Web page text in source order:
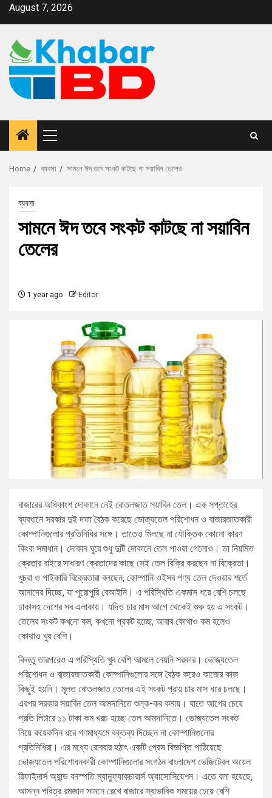
August 7, 2026
Home ব্যবসা সামনে ঈদ তবে সংকট কাটছে না সয়াবিন তেলের
ব্যবসা
সামনে ঈদ তবে সংকট কাটছে না সয়াবিন
তেলের
1 year ago Editor
বাজারের অধিকাংশ দোকানে নেই বোতলজাত সয়াবিন তেল। এক সপ্তাহের
ব্যবধানে সরকার দুই দফা বৈঠক করেছে ভোজ্যতেল পরিশোধন ও বাজারজাতকারী
কোম্পানিগুলোর প্রতিনিধির সঙ্গে। তাতেও মিলছে না যৌক্তিক কোনো কারণ
কিংবা সমাধান। দোকান ঘুরে শুধু দুটি দোকানে তেল পাওয়া গেলোও। তা নিয়মিত
ক্রেতার বাইরে সাধারণ ক্রেতাদের কাছে সেই তেল বিক্রি করছেন না বিক্রেতা।
খুচরা ও পাইকারি বিক্রেতারা বলছেন, কোম্পানি ওইসব পণ্য তেল দেওয়ার শর্তে
আমাদের দিচ্ছে, যা পুরোপুরি বেআইনি। এ পরিস্থিতি একমাস ধরে বেশি চলছে
ঢাকাসহ দেশের সব এলাকায়। যদিও চার মাস আগে থেকেই শুরু হয় এ সংকট।
তেলের সংকট কখনো কম, কখনো প্রকট হচ্ছে, আবার কোথাও কম হলেও
কোথাও খুব বেশি।
কিন্তু তারপরেও এ পরিস্থিতি খুব বেশি আমলে নেয়নি সরকার। ভোজ্যতেল
পরিশোধন ও বাজারজাতকারী কোম্পানিগুলোর সঙ্গে বৈঠক করেও কাজের কাজ
কিছুই হয়নি। মূলত বোতলজাত তেলের এই সংকট প্রায় চার মাস ধরে চলছে।
এরপর সরকার সয়াবিন তেল আমদানিতে শুল্ক-কর কমায়। যাতে আগের চেয়ে
প্রতি লিটারে ১১ টাকা কম খরচ হচ্ছে তেল আমদানিতে। ভোজ্যতেল সংকট
নিয়ে কয়েকদিন ধরে গণমাধ্যমে বক্তব্য দিচ্ছেন না কোম্পানিগুলোর
প্রতিনিধিরা। এর মধ্যে রোববার হঠাৎ একটি প্রেস বিজ্ঞপ্তি পাঠিয়েছে
ভোজ্যতেল পরিশোধনকারী কোম্পানিগুলোর সংগঠন বাংলাদেশ ভেজিটেবল অয়েল
রিফাইনার্স অ্যান্ড বনস্পতি ম্যানুফ্যাকচারার্স অ্যাসোসিয়েশন। এতে বলা হয়েছে,
আসন্ন পবিত্র রমজান সামনে রেখে বাজারে স্বাভাবিক সময়ের চেয়ে বেশি